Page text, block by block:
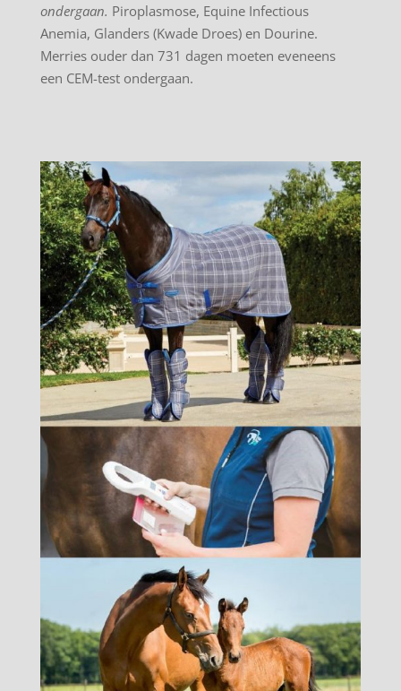
ondergaan. Piroplasmose, Equine Infectious
Anemia, Glanders (Kwade Droes) en Dourine.
Merries ouder dan 731 dagen moeten eveneens
een CEM-test ondergaan.